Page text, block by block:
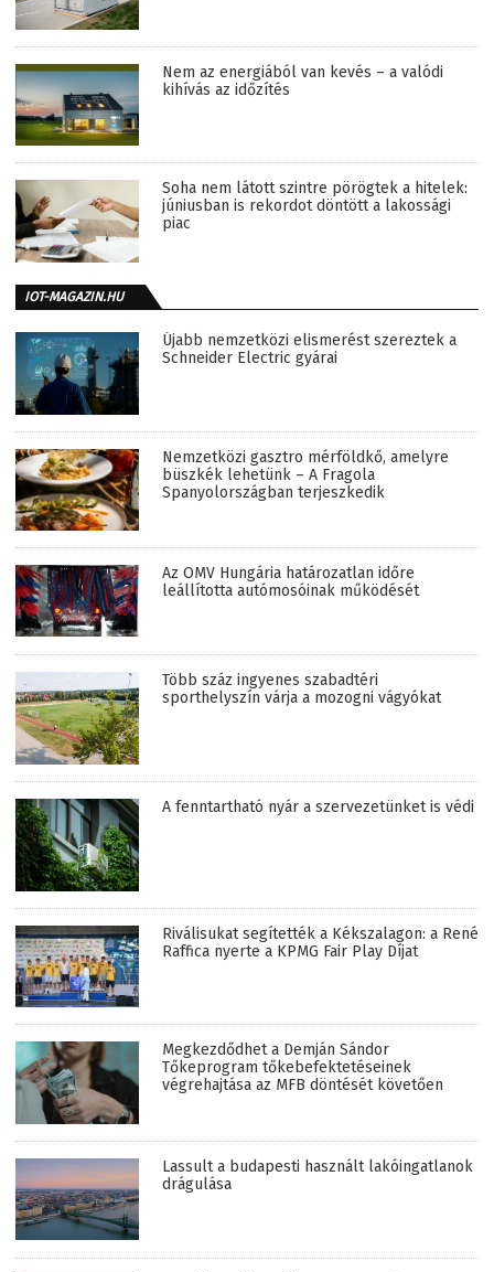
Nem az energiából van kevés – a valódi
kihívás az időzítés
Soha nem látott szintre pörögtek a hitelek:
júniusban is rekordot döntött a lakossági
piac
IOT-MAGAZIN.HU
Újabb nemzetközi elismerést szereztek a
Schneider Electric gyárai
Nemzetközi gasztro mérföldkő, amelyre
büszkék lehetünk – A Fragola
Spanyolországban terjeszkedik
Az OMV Hungária határozatlan időre
leállította autómosóinak működését
Több száz ingyenes szabadtéri
sporthelyszín várja a mozogni vágyókat
A fenntartható nyár a szervezetünket is védi
Riválisukat segítették a Kékszalagon: a René
Raffica nyerte a KPMG Fair Play Díjat
Megkezdődhet a Demján Sándor
Tőkeprogram tőkebefektetéseinek
végrehajtása az MFB döntését követően
Lassult a budapesti használt lakóingatlanok
drágulása